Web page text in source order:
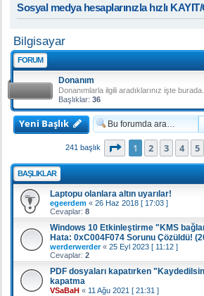
Sosyal medya hesaplarınızla hızlı
Bilgisayar
FORUM
Donanım
Donanımlarla ilgili aradıklarınız işte burada...
Başlıklar: 36
Yeni Başlık
241 başlık 1 . sayfa (Toplam13
1 2 3 4 5
BAŞLIKLAR
Laptopu olanlara altın uyarılar!
egeerdem « 26 Haz 2018 [ 17:03 ]
Cevaplar: 8
Windows 10 Etkinleştirme "KMS
Hata: 0xC004F074 Sorunu Çözüldü!
werderwerder« 25 Eyl 2023 [ 11:12 ]
Cevaplar: 2
PDF dosyaları kapatırken "Kaydedilsin
kapatma
VSaBaH « 11 Ağu 2021 [ 21:31 ]